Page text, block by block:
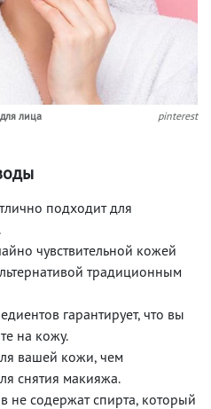
лица pinterest
подходит для
чувствительной кожей
традиционным
гарантирует, что вы
на кожу.
вашей кожи, чем
снятия макияжа.
не содержат спирта, который